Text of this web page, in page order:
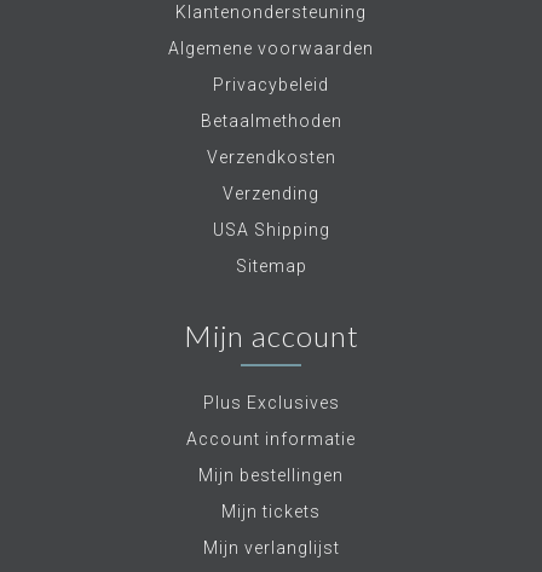
Klantenondersteuning
Algemene voorwaarden
Privacybeleid
Betaalmethoden
Verzendkosten
Verzending
USA Shipping
Sitemap
Mijn account
Plus Exclusives
Account informatie
Mijn bestellingen
Mijn tickets
Mijn verlanglijst